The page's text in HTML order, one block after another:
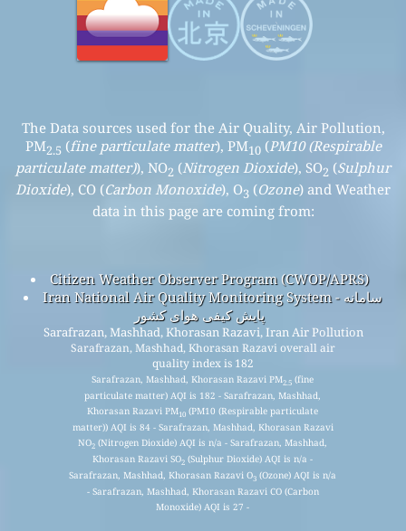
The Data sources used for the Air Quality, Air Pollution,
PM2.5 (fine particulate matter), PM10(PM10 (Respirable
particulate matter)), NO2 (Nitrogen Dioxide), SO2 (Sulphur
Dioxide), CO (Carbon Monoxide), O3 (Ozone) and Weather
data in this page are coming from:
Citizen Weather Observer Program (CWOP/APRS)
Iran National Air Quality Monitoring System - سامانه
پایش کیفی هوای کشور
Sarafrazan, Mashhad, Khorasan Razavi, Iran Air Pollution
Sarafrazan, Mashhad, Khorasan Razavi overall air
quality index is 182
Sarafrazan, Mashhad, Khorasan Razavi PM2.5 (fine
particulate matter) AQI is 182 - Sarafrazan, Mashhad,
Khorasan Razavi PM10 (PM10 (Respirable particulate
matter)) AQI is 84 - Sarafrazan, Mashhad, Khorasan Razavi
NO2 (Nitrogen Dioxide) AQI is n/a - Sarafrazan, Mashhad,
Khorasan Razavi SO2 (Sulphur Dioxide) AQI is n/a -
Sarafrazan, Mashhad, Khorasan Razavi O3 (Ozone) AQI is n/a
- Sarafrazan, Mashhad, Khorasan Razavi CO (Carbon
Monoxide) AQI is 27 -